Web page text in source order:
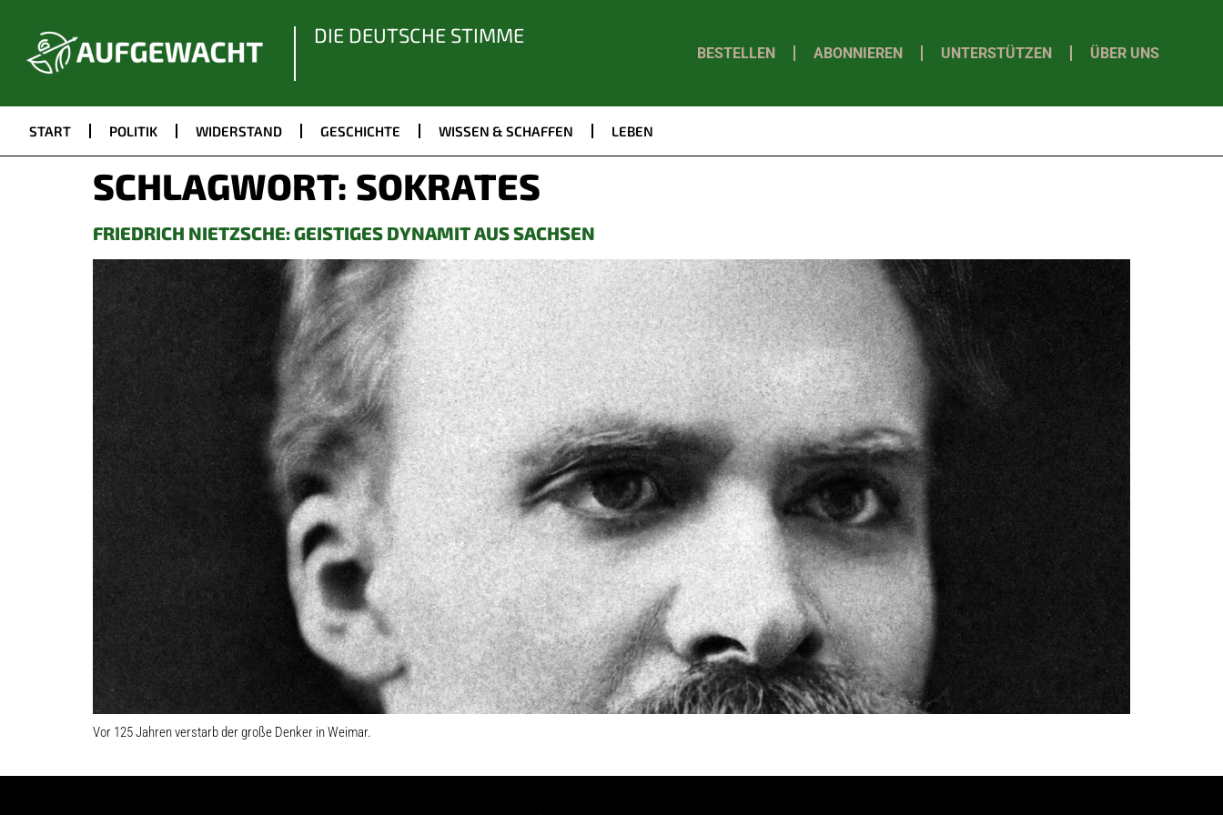
DIE DEUTSCHE STIMME
BESTELLEN ABONNIEREN UNTERSTÜTZEN ÜBER UNS
START POLITIK WIDERSTAND GESCHICHTE WISSEN & SCHAFFEN LEBEN
SCHLAGWORT: SOKRATES
FRIEDRICH NIETZSCHE: GEISTIGES DYNAMIT AUS SACHSEN
Vor 125 Jahren verstarb der große Denker in Weimar.